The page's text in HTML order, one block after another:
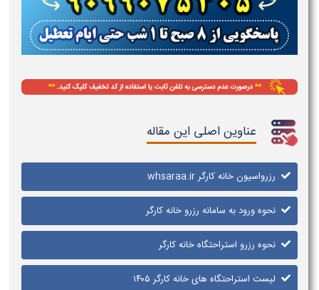
عناوین اصلی این مقاله
رزرواسیون خانه کارگر whsaraa.ir
نحوه ورود به سامانه رزرو خانه کارگر
نحوه رزرو استراحتگاه خانه کارگر
لیست استراحتگاه های خانه کارگر ۱۴۰۵